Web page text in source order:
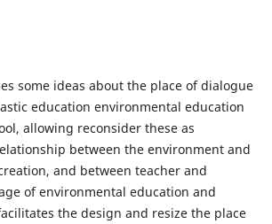
some ideas about the place of dialogue
education environmental education
allowing reconsider these as
between the environment and
and between teacher and
of environmental education and
the design and resize the place